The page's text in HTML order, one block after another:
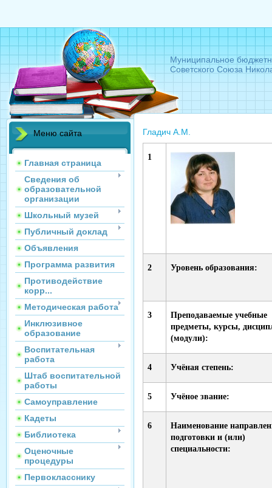
Муниципальное
Советского Союза
Меню сайта
Главная страница
Сведения об
образовательной
организации
Школьный музей
Публичный доклад
Объявления
Программа развития
Противодействие
корр...
Методическая работа
Инклюзивное
образование
Воспитательная
работа
Штаб воспитательной
работы
Самоуправление
Кадеты
Библиотека
Оценочные
процедуры
Первокласснику
Гладич А.М.
1
2 Уровень образования:
3
Преподаваемые учебные
предметы, курсы,
(модули):
4 Учёная степень:
5 Учёное звание:
6
Наименование
подготовки и (или)
специальности: